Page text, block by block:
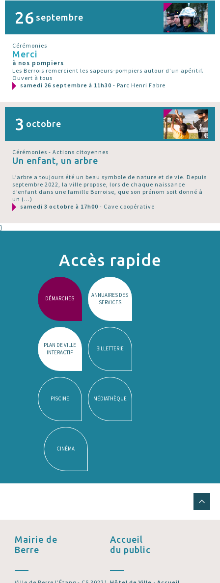
26 septembre
Cérémonies
Merci
à nos pompiers
Les Berrois remercient les sapeurs-pompiers autour d’un apéritif.
Ouvert à tous
samedi 26 septembre à 11h30 - Parc Henri Fabre
3 octobre
Cérémonies - Actions citoyennes
Un enfant, un arbre
L’arbre a toujours été un beau symbole de nature et de vie. Depuis
septembre 2022, la ville propose, lors de chaque naissance
d’enfant dans une famille Berroise, que son prénom soit donné à
un (…)
samedi 3 octobre à 17h00 - Cave coopérative
}
Accès rapide
DÉMARCHES
ANNUAIRES DES
SERVICES
PLAN DE VILLE
INTERACTIF
BILLETTERIE
PISCINE MÉDIATHÈQUE
CINÉMA
Mairie de
Berre
Accueil
du public